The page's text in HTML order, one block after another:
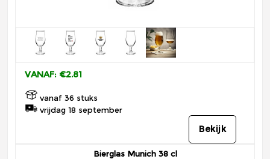
VANAF: €2.81
vanaf 36 stuks
vrijdag 18 september
Bekijk
Bierglas Munich 38 cl